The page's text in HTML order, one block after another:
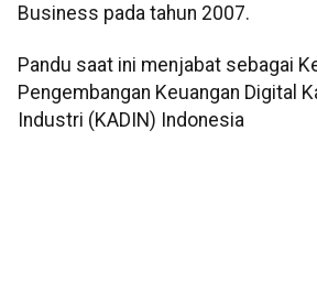
Business pada tahun 2007.
Pandu saat ini menjabat sebagai
Pengembangan Keuangan Digital
Industri (KADIN) Indonesia